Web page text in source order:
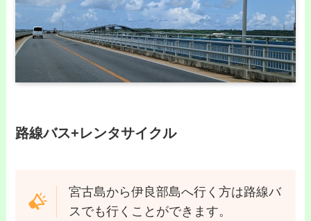
路線バス+レンタサイクル
宮古島から伊良部島へ行く方は路線バ
スでも行くことができます。